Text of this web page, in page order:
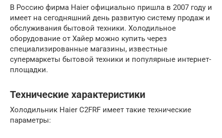
В Россию фирма Haier официально пришла в 2007 году и
имеет на сегодняшний день развитую систему продаж и
обслуживания бытовой техники. Холодильное
оборудование от Хайер можно купить через
специализированные магазины, известные
супермаркеты бытовой техники и популярные интернет-
площадки.
Технические характеристики
Холодильник Haier C2FRF имеет такие технические
параметры: